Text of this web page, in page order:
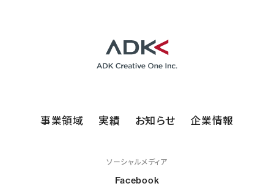
事業領域 実績 お知らせ 企業情報
ソーシャルメディア
Facebook